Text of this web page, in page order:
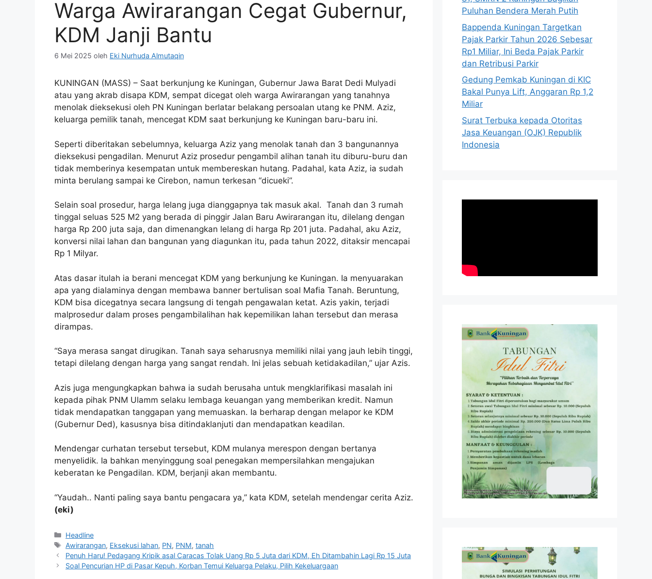
Warga Awirarangan Cegat Gubernur,
KDM Janji Bantu
6 Mei 2025 oleh Eki Nurhuda Almutaqin
KUNINGAN (MASS) – Saat berkunjung ke Kuningan, Gubernur Jawa Barat Dedi Mulyadi
atau yang akrab disapa KDM, sempat dicegat oleh warga Awirarangan yang tanahnya
menolak dieksekusi oleh PN Kuningan berlatar belakang persoalan utang ke PNM. Aziz,
keluarga pemilik tanah, mencegat KDM saat berkunjung ke Kuningan baru-baru ini.
Seperti diberitakan sebelumnya, keluarga Aziz yang menolak tanah dan 3 bangunannya
dieksekusi pengadilan. Menurut Aziz prosedur pengambil alihan tanah itu diburu-buru dan
tidak memberinya kesempatan untuk membereskan hutang. Padahal, kata Aziz, ia sudah
minta berulang sampai ke Cirebon, namun terkesan “dicueki”.
Selain soal prosedur, harga lelang juga dianggapnya tak masuk akal. Tanah dan 3 rumah
tinggal seluas 525 M2 yang berada di pinggir Jalan Baru Awirarangan itu, dilelang dengan
harga Rp 200 juta saja, dan dimenangkan lelang di harga Rp 201 juta. Padahal, aku Aziz,
konversi nilai lahan dan bangunan yang diagunkan itu, pada tahun 2022, ditaksir mencapai
Rp 1 Milyar.
Atas dasar itulah ia berani mencegat KDM yang berkunjung ke Kuningan. Ia menyuarakan
apa yang dialaminya dengan membawa banner bertulisan soal Mafia Tanah. Beruntung,
KDM bisa dicegatnya secara langsung di tengah pengawalan ketat. Azis yakin, terjadi
malprosedur dalam proses pengambilalihan hak kepemilikan lahan tersebut dan merasa
dirampas.
“Saya merasa sangat dirugikan. Tanah saya seharusnya memiliki nilai yang jauh lebih tinggi,
tetapi dilelang dengan harga yang sangat rendah. Ini jelas sebuah ketidakadilan,” ujar Azis.
Azis juga mengungkapkan bahwa ia sudah berusaha untuk mengklarifikasi masalah ini
kepada pihak PNM Ulamm selaku lembaga keuangan yang memberikan kredit. Namun
tidak mendapatkan tanggapan yang memuaskan. Ia berharap dengan melapor ke KDM
(Gubernur Ded), kasusnya bisa ditindaklanjuti dan mendapatkan keadilan.
Mendengar curhatan tersebut tersebut, KDM mulanya merespon dengan bertanya
menyelidik. Ia bahkan menyinggung soal penegakan mempersilahkan mengajukan
keberatan ke Pengadilan. KDM, berjanji akan membantu.
“Yaudah.. Nanti paling saya bantu pengacara ya,” kata KDM, setelah mendengar cerita Aziz.
(eki)
Kategori
Headline
Tag
Awirarangan, Eksekusi lahan, PN, PNM,tanah
Penuh Haru! Pedagang Kripik asal Caracas Tolak Uang Rp 5 Juta dari KDM, Eh Ditambahin Lagi Rp 15 Juta
Soal Pencurian HP di Pasar Kepuh, Korban Temui Keluarga Pelaku, Pilih Kekeluargaan
Puluhan Bendera Merah Putih
Bappenda Kuningan Targetkan
Pajak Parkir Tahun 2026 Sebesar
Rp1 Miliar, Ini Beda Pajak Parkir
dan Retribusi Parkir
Gedung Pemkab Kuningan di KIC
Bakal Punya Lift, Anggaran Rp 1,2
Miliar
Surat Terbuka kepada Otoritas
Jasa Keuangan (OJK) Republik
Indonesia